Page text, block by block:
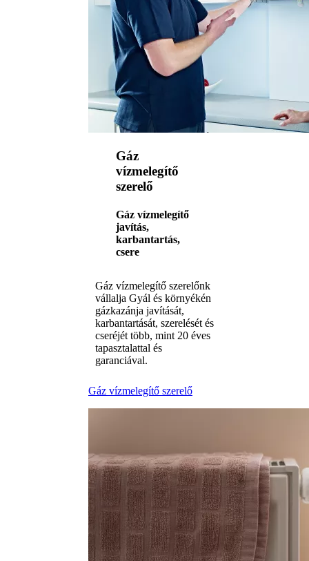
Gáz
vízmelegítő
szerelő
Gáz vízmelegítő
javítás,
karbantartás,
csere
Gáz vízmelegítő szerelőnk
vállalja Gyál és környékén
gázkazánja javítását,
karbantartását, szerelését és
cseréjét több, mint 20 éves
tapasztalattal és
garanciával.
Gáz vízmelegítő szerelő